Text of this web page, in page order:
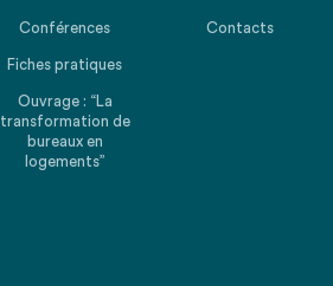
Conférences
Fiches pratiques
Ouvrage : “La
transformation de
bureaux en
logements”
Contacts